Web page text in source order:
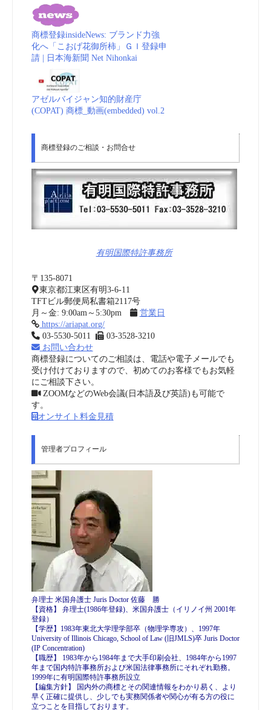
商標登録insideNews: ブランド力強
化へ「こおげ花御所柿」ＧＩ登録申
請 | 日本海新聞 Net Nihonkai
アゼルバイジャン知的財産庁
(COPAT) 商標_動画(embedded) vol.2
商標登録のご相談・お問合せ
有明国際特許事務所
〒135-8071
東京都江東区有明3-6-11
TFTビル郵便局私書箱2117号
月～金: 9:00am～5:30pm
営業日
https://ariapat.org/
03-5530-5011
03-3528-3210
お問い合わせ
商標登録についてのご相談は、電話や電子メールでも
受け付けておりますので、初めてのお客様でもお気軽
にご相談下さい。
ZOOMなどのWeb会議(日本語及び英語)も可能で
す。
オンサイト料金見積
管理者プロフィール
弁理士 米国弁護士 Juris Doctor 佐藤 勝
【資格】 弁理士(1986年登録)、米国弁護士（イリノイ州 2001年
登録）
【学歴】1983年東北大学理学部卒（物理学専攻）、1997年
University of Illinois Chicago, School of Law (旧JMLS)卒 Juris Doctor
(IP Concentration)
【職歴】 1983年から1984年まで大手印刷会社、1984年から1997
年まで国内特許事務所および米国法律事務所にそれぞれ勤務。
1999年に有明国際特許事務所設立
【編集方針】 国内外の商標とその関連情報をわかり易く、より
早く正確に提供し、少しでも実務関係者や関心が有る方の役に
立つことを目指しております。